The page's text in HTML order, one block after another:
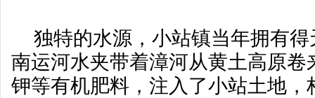
独特的水源，小站镇当年拥有
南运河水夹带着漳河从黄土高原卷
钾等有机肥料，注入了小站土地，